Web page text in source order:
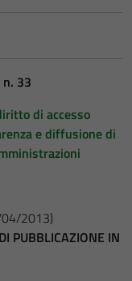
n. 33
di accesso
e diffusione di
2013)
PUBBLICAZIONE IN